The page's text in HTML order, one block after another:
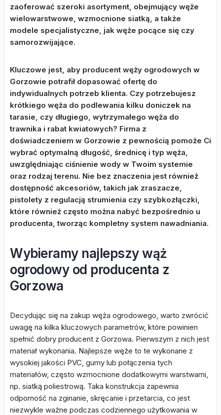
zaoferować szeroki asortyment, obejmujący węże
wielowarstwowe, wzmocnione siatką, a także
modele specjalistyczne, jak węże pocące się czy
samorozwijające.
Kluczowe jest, aby producent węży ogrodowych w
Gorzowie potrafił dopasować ofertę do
indywidualnych potrzeb klienta. Czy potrzebujesz
krótkiego węża do podlewania kilku doniczek na
tarasie, czy długiego, wytrzymałego węża do
trawnika i rabat kwiatowych? Firma z
doświadczeniem w Gorzowie z pewnością pomoże Ci
wybrać optymalną długość, średnicę i typ węża,
uwzględniając ciśnienie wody w Twoim systemie
oraz rodzaj terenu. Nie bez znaczenia jest również
dostępność akcesoriów, takich jak zraszacze,
pistolety z regulacją strumienia czy szybkozłączki,
które również często można nabyć bezpośrednio u
producenta, tworząc kompletny system nawadniania.
Wybieramy najlepszy wąż
ogrodowy od producenta z
Gorzowa
Decydując się na zakup węża ogrodowego, warto zwrócić
uwagę na kilka kluczowych parametrów, które powinien
spełnić dobry producent z Gorzowa. Pierwszym z nich jest
materiał wykonania. Najlepsze węże to te wykonane z
wysokiej jakości PVC, gumy lub połączenia tych
materiałów, często wzmocnione dodatkowymi warstwami,
np. siatką poliestrową. Taka konstrukcja zapewnia
odporność na zginanie, skręcanie i przetarcia, co jest
niezwykle ważne podczas codziennego użytkowania w